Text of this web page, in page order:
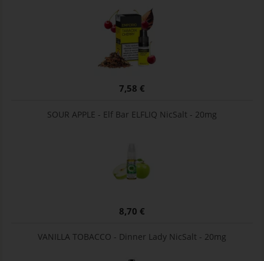
7,58 €
SOUR APPLE - Elf Bar ELFLIQ NicSalt - 20mg
8,70 €
VANILLA TOBACCO - Dinner Lady NicSalt - 20mg